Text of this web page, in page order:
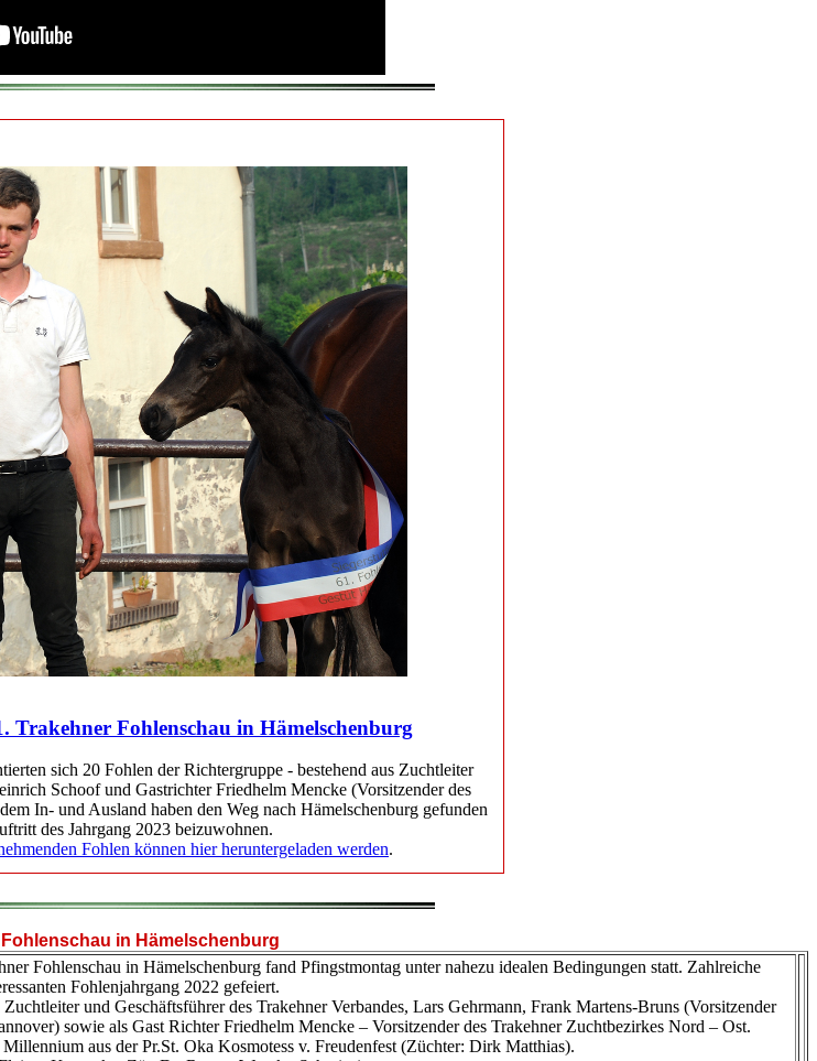
Trakehner Fohlenschau in Hämelschenburg
sich 20 Fohlen der Richtergruppe - bestehend aus Zuchtleiter
Schoof und Gastrichter Friedhelm Mencke (Vorsitzender des
In- und Ausland haben den Weg nach Hämelschenburg gefunden
des Jahrgang 2023 beizuwohnen.
Fohlen können hier heruntergeladen werden.
in Hämelschenburg
Fohlenschau in Hämelschenburg fand Pfingstmontag unter nahezu idealen Bedingungen statt. Zahlreiche
Fohlenjahrgang 2022 gefeiert.
und Geschäftsführer des Trakehner Verbandes, Lars Gehrmann, Frank Martens-Bruns (Vorsitzender
sowie als Gast Richter Friedhelm Mencke – Vorsitzender des Trakehner Zuchtbezirkes Nord – Ost.
aus der Pr.St. Oka Kosmotess v. Freudenfest (Züchter: Dirk Matthias).